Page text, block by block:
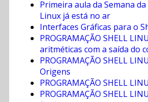
Primeira aula da Semana
Linux já está no ar
Interfaces Gráficas para o
PROGRAMAÇÃO SHELL
aritméticas com a saída do
PROGRAMAÇÃO SHELL
Origens
PROGRAMAÇÃO SHELL
PROGRAMAÇÃO SHELL